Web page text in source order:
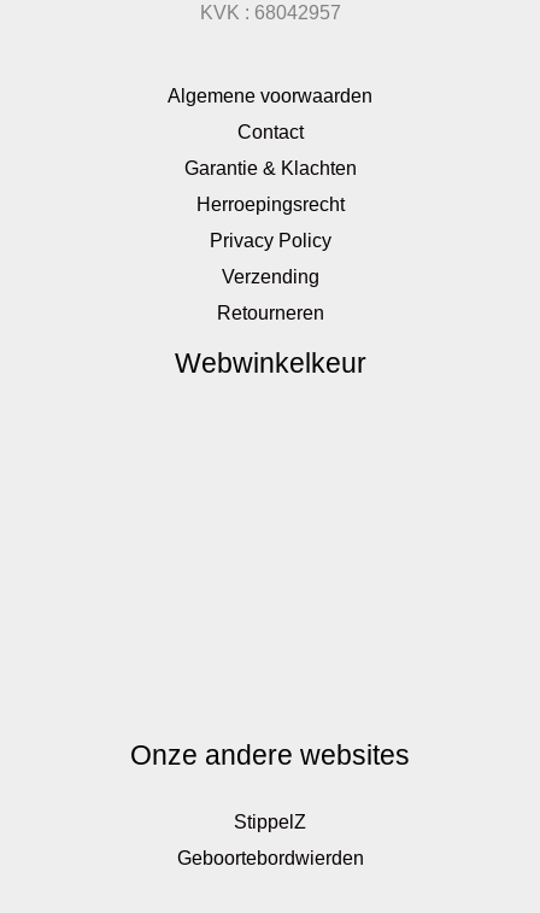
KVK : 68042957
Algemene voorwaarden
Contact
Garantie & Klachten
Herroepingsrecht
Privacy Policy
Verzending
Retourneren
Webwinkelkeur
Onze andere websites
StippelZ
Geboortebordwierden